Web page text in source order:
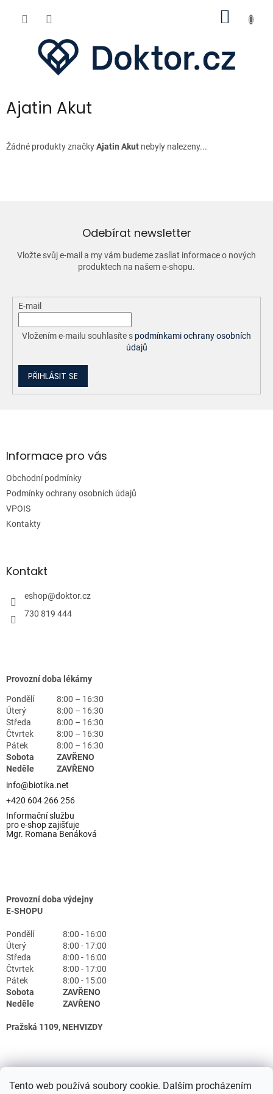
Tento web používá soubory cookie. Dalším procházením
Ajatin Akut
Žádné produkty značkyAjatin Akut nebyly nalezeny...
Odebírat newsletter
Vložte svůj e-mail a my vám budeme zasílat informace o nových
produktech na našem e-shopu.
E-mail
Vložením e-mailu souhlasíte s podmínkami ochrany osobních
údajů
PŘIHLÁSIT SE
aInformace pro vás
Obchodní podmínky
Podmínky ochrany osobních údajů
VPOIS
Kontakty
Kontakt
eshop@doktor.cz
730 819 444
Provozní doba lékárny
Pondělí
8:00 – 16:30
Úterý
8:00 – 16:30
Středa
8:00 – 16:30
Čtvrtek
8:00 – 16:30
Pátek
8:00 – 16:30
Sobota
ZAVŘENO
Neděle
ZAVŘENO
info@biotika.net
+420 604 266 256
Informační službu
pro e-shop zajišťuje
Mgr. Romana Benáková
Provozní doba výdejny
E-SHOPU
Pondělí
8:00 - 16:00
Úterý
8:00 - 17:00
Středa
8:00 - 16:00
Čtvrtek
8:00 - 17:00
Pátek
8:00 - 15:00
Sobota
ZAVŘENO
Neděle
ZAVŘENO
Pražská 1109, NEHVIZDY